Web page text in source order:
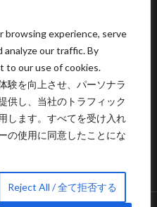
browsing experience, serve
analyze our traffic. By
to our use of cookies.
験を向上させ、パーソナラ
供し、当社のトラフィック
します。すべてを受け入れ
の使用に同意したことにな
Reject All / 全て拒否する